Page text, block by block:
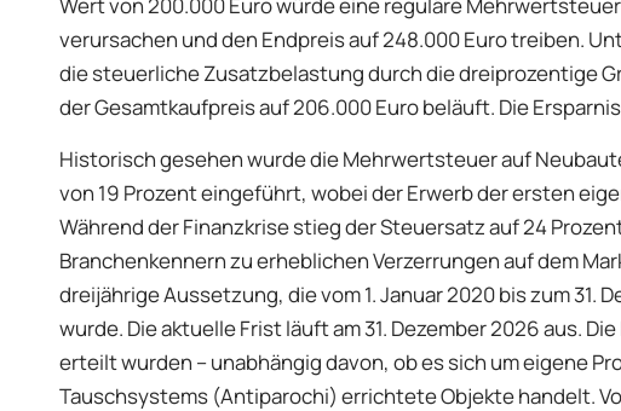
verursachen und den Endpreis auf 248.000 Euro treiben.
die steuerliche Zusatzbelastung durch die dreiprozentige
der Gesamtkaufpreis auf 206.000 Euro beläuft. Die
Historisch gesehen wurde die Mehrwertsteuer auf
von 19 Prozent eingeführt, wobei der Erwerb der ersten
Während der Finanzkrise stieg der Steuersatz auf 24
Branchenkennern zu erheblichen Verzerrungen auf dem
dreijährige Aussetzung, die vom 1. Januar 2020 bis zum
wurde. Die aktuelle Frist läuft am 31. Dezember 2026 aus.
erteilt wurden – unabhängig davon, ob es sich um eigene
Tauschsystems (Antiparochi) errichtete Objekte handelt.